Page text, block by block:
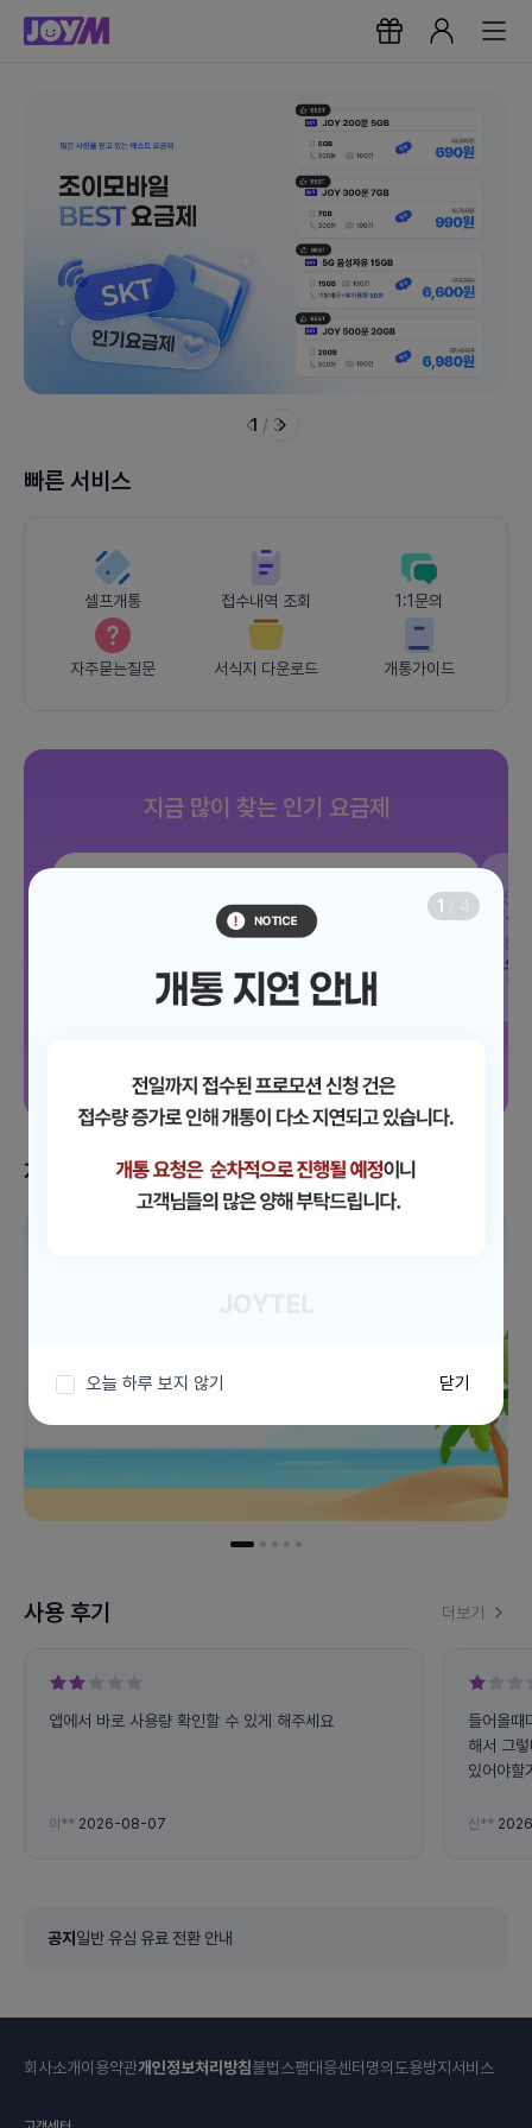
1 / 3
빠른 서비스
셀프개통 접수내역 조회 1:1문의
자주묻는질문 서식지 다운로드 개통가이드
지금 많이 찾는 인기 요금제
조이 음성자유 7GB
문자 100건
월 3,300원/ 평생할인
통
사용 후기 더보기
앱에서 바로 사용량 확인할 수 있게 해주세요
이** 2026-08-07
들어올때
해서 그
있어야할
존재의의
신**
지금 받을 수 있는 혜택 이벤트 더보기
공지 일반 유심 유료 전환 안내
회사소개이용약관개인정보처리방침불법스팸대응센터 명의도용방지서비스
오늘 하루 보지 않기 닫기
1